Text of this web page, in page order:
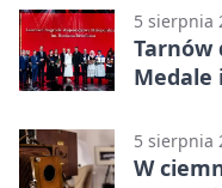
5 sierpnia
Tarnów
Medale
5 sierpnia
W